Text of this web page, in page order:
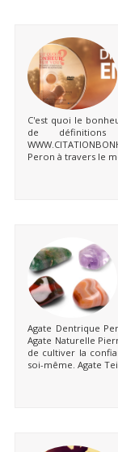
C'est quoi le
de
Peron à travers le
Agate Dentrique
Agate Naturelle
de cultiver la
soi-même. Agate